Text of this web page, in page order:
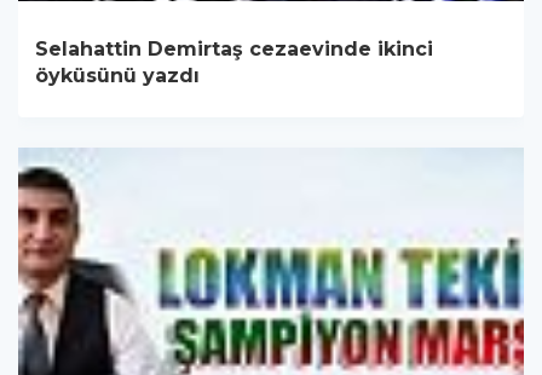
Selahattin Demirtaş cezaevinde ikinci
öyküsünü yazdı